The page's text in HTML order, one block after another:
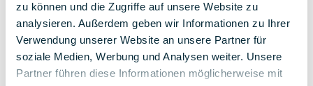
zu können und die Zugriffe auf unsere Website zu
analysieren. Außerdem geben wir Informationen zu Ihrer
Verwendung unserer Website an unsere Partner für
soziale Medien, Werbung und Analysen weiter. Unsere
Partner führen diese Informationen möglicherweise mit
F.A.Q.